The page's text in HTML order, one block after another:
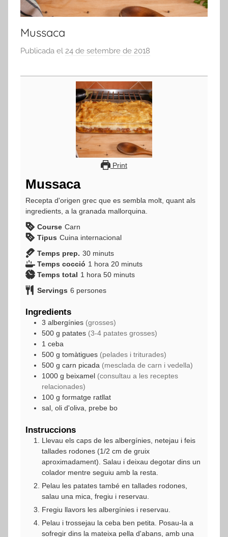
Mussaca
Publicada el 24 de setembre de 2018
r
a
d
m
i
n
Print
Mussaca
Recepta d'origen grec que es sembla molt, quant als
ingredients, a la granada mallorquina.
Course Carn
Tipus Cuina internacional
Temps prep. 30minuts
minuts
Temps cocció 1 hora
hora 20minuts
minuts
Temps total 1 hora
hora 50minuts
minuts
Servings 6 persones
Ingredients
3 albergínies (grosses)
500 g patates (3-4 patates grosses)
1 ceba
500 g tomàtigues (pelades i triturades)
500 g carn picada (mesclada de carn i vedella)
1000 g beixamel (consultau a les receptes
relacionades)
100 g formatge ratllat
sal, oli d'oliva, prebe bo
Instruccions
Llevau els caps de les albergínies, netejau i feis
tallades rodones (1/2 cm de gruix
aproximadament). Salau i deixau degotar dins un
colador mentre seguiu amb la resta.
Pelau les patates també en tallades rodones,
salau una mica, fregiu i reservau.
Fregiu llavors les albergínies i reservau.
Pelau i trossejau la ceba ben petita. Posau-la a
sofregir dins la mateixa pella d'abans, amb una